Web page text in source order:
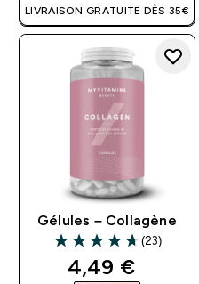
LIVRAISON GRATUITE DÈS 35€
Gélules – Collagène
4.7 out of 5 stars
(23)
discounted
4,49 €‎